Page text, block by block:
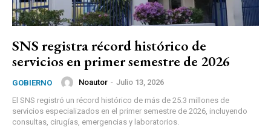
SNS registra récord histórico de
servicios en primer semestre de 2026
GOBIERNO Noautor - Julio 13, 2026
El SNS registró un récord histórico de más de 25.3 millones de
servicios especializados en el primer semestre de 2026, incluyendo
consultas, cirugías, emergencias y laboratorios.